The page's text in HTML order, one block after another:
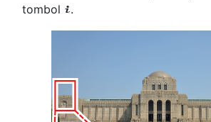
tombol i.